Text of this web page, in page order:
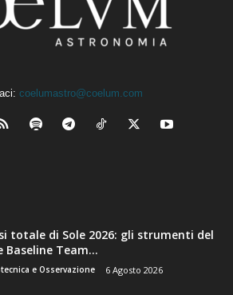
coelumastro@coelum.com
totale di Sole 2026: gli strumenti del
Baseline Team...
e Osservazione 6 Agosto 2026